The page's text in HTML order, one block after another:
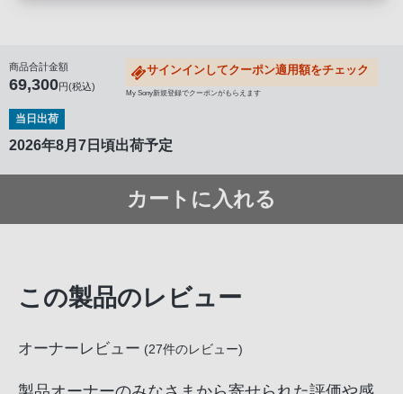
商品合計金額
69,300円(税込)
サインインしてクーポン適用額をチェック
My Sony新規登録でクーポンがもらえます
当日出荷
2026年8月7日頃出荷予定
カートに入れる
この製品のレビュー
オーナーレビュー (27件のレビュー)